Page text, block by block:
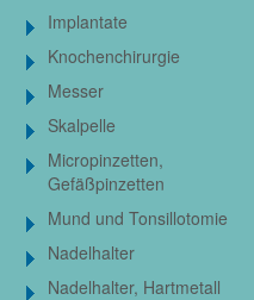
Implantate
Knochenchirurgie
Messer
Skalpelle
Micropinzetten,
Gefäßpinzetten
Mund und Tonsillotomie
Nadelhalter
Nadelhalter, Hartmetall